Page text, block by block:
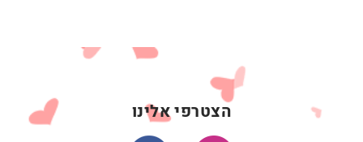
הצטרפי אלינו